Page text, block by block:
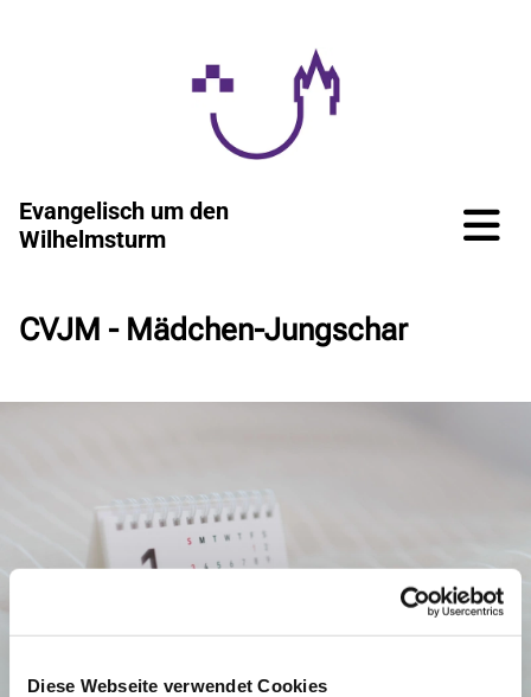
Diese Webseite verwendet Cookies
Evangelisch um den
Wilhelmsturm
CVJM - Mädchen-Jungschar